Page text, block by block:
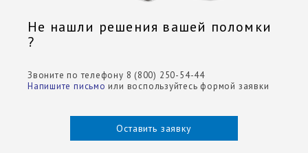
Не нашли решения вашей поломки
?
Звоните по телефону 8 (800) 250-54-44
Напишите письмо или воспользуйтесь формой заявки
Оставить заявку